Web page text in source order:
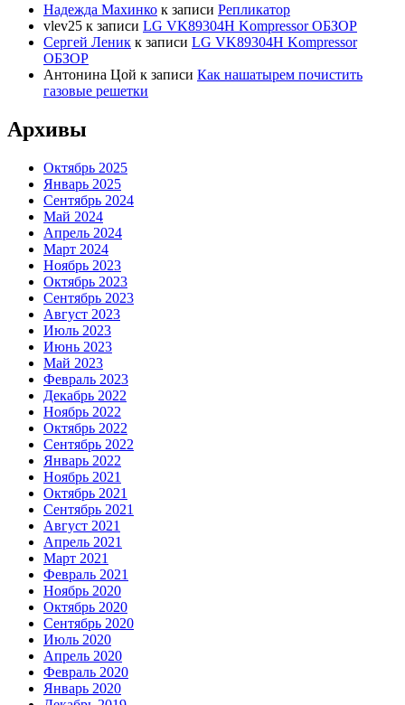
Надежда Махинко к записи Репликатор
vlev25 к записи LG VK89304H Kompressor ОБЗОР
Сергей Леник к записи LG VK89304H Kompressor
ОБЗОР
Антонина Цой к записи Как нашатырем почистить
газовые решетки
Архивы
Октябрь 2025
Январь 2025
Сентябрь 2024
Май 2024
Апрель 2024
Март 2024
Ноябрь 2023
Октябрь 2023
Сентябрь 2023
Август 2023
Июль 2023
Июнь 2023
Май 2023
Февраль 2023
Декабрь 2022
Ноябрь 2022
Октябрь 2022
Сентябрь 2022
Январь 2022
Ноябрь 2021
Октябрь 2021
Сентябрь 2021
Август 2021
Апрель 2021
Март 2021
Февраль 2021
Ноябрь 2020
Октябрь 2020
Сентябрь 2020
Июль 2020
Апрель 2020
Февраль 2020
Январь 2020